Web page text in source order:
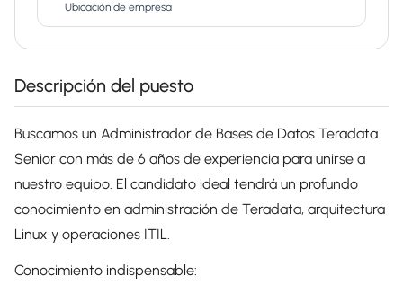
Ubicación de empresa
Descripción del puesto
Buscamos un Administrador de Bases de Datos Teradata
Senior con más de 6 años de experiencia para unirse a
nuestro equipo. El candidato ideal tendrá un profundo
conocimiento en administración de Teradata, arquitectura
Linux y operaciones ITIL.
Conocimiento indispensable: